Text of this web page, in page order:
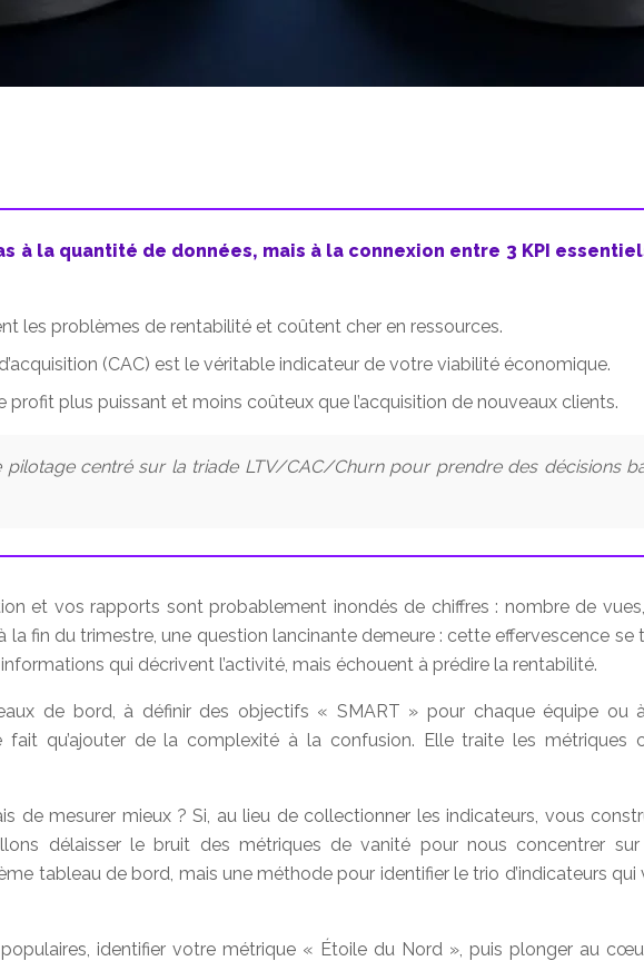
à la quantité de données, mais à la connexion entre 3 KPI
les problèmes de rentabilité et coûtent cher en ressources.
(CAC) est le véritable indicateur de votre viabilité économique.
profit plus puissant et moins coûteux que l’acquisition de nouveaux clients.
centré sur la triade LTV/CAC/Churn pour prendre des décisions
et vos rapports sont probablement inondés de chiffres : nombre de
fin du trimestre, une question lancinante demeure : cette effervescence
qui décrivent l’activité, mais échouent à prédire la rentabilité.
de bord, à définir des objectifs « SMART » pour chaque équipe ou à
qu’ajouter de la complexité à la confusion. Elle traite les
de mesurer mieux ? Si, au lieu de collectionner les indicateurs, vous
délaisser le bruit des métriques de vanité pour nous concentrer
tableau de bord, mais une méthode pour identifier le trio d’indicateurs
identifier votre métrique « Étoile du Nord », puis plonger au